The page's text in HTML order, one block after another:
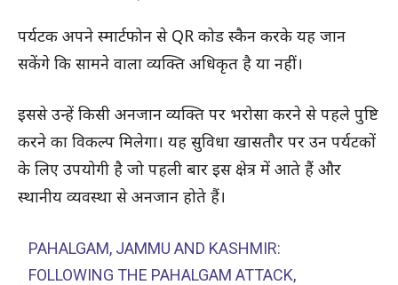
पर्यटक अपने स्मार्टफोन से QR कोड स्कैन करके यह जान
सकेंगे कि सामने वाला व्यक्ति अधिकृत है या नहीं।
इससे उन्हें किसी अनजान व्यक्ति पर भरोसा करने से पहले पुष्टि
करने का विकल्प मिलेगा। यह सुविधा खासतौर पर उन पर्यटकों
के लिए उपयोगी है जो पहली बार इस क्षेत्र में आते हैं और
स्थानीय व्यवस्था से अनजान होते हैं।
PAHALGAM, JAMMU AND KASHMIR:
FOLLOWING THE PAHALGAM ATTACK,